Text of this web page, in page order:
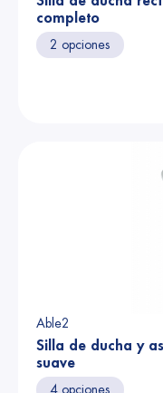
completo
2 opciones
Able2
Silla de ducha y
suave
4 opciones